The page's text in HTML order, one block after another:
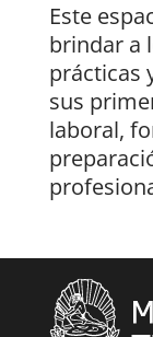
Este
brindar a
prácticas
sus
laboral,